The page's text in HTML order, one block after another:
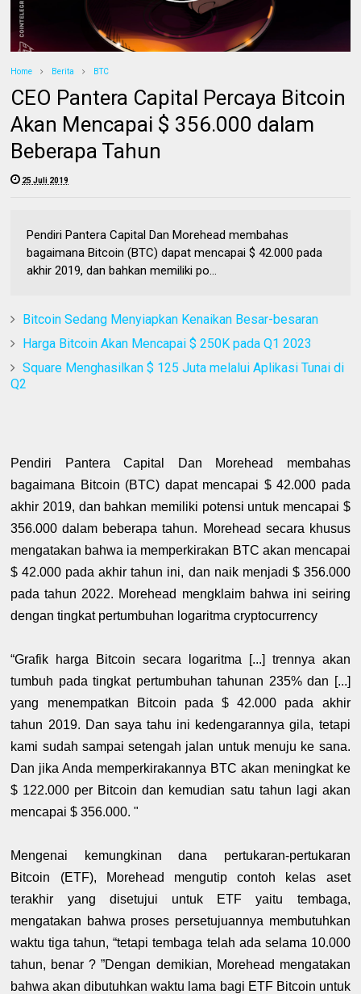
Home Berita BTC
CEO Pantera Capital Percaya Bitcoin
Akan Mencapai $ 356.000 dalam
Beberapa Tahun
25 Juli 2019
Pendiri Pantera Capital Dan Morehead membahas
bagaimana Bitcoin (BTC) dapat mencapai $ 42.000 pada
akhir 2019, dan bahkan memiliki po...
Bitcoin Sedang Menyiapkan Kenaikan Besar-besaran
Harga Bitcoin Akan Mencapai $ 250K pada Q1 2023
Square Menghasilkan $ 125 Juta melalui Aplikasi Tunai di
Q2
Pendiri Pantera Capital Dan Morehead membahas
bagaimana Bitcoin (BTC) dapat mencapai $ 42.000 pada
akhir 2019, dan bahkan memiliki potensi untuk mencapai $
356.000 dalam beberapa tahun. Morehead secara khusus
mengatakan bahwa ia memperkirakan BTC akan mencapai
$ 42.000 pada akhir tahun ini, dan naik menjadi $ 356.000
pada tahun 2022. Morehead mengklaim bahwa ini seiring
dengan tingkat pertumbuhan logaritma cryptocurrency
“Grafik harga Bitcoin secara logaritma [...] trennya akan
tumbuh pada tingkat pertumbuhan tahunan 235% dan [...]
yang menempatkan Bitcoin pada $ 42.000 pada akhir
tahun 2019. Dan saya tahu ini kedengarannya gila, tetapi
kami sudah sampai setengah jalan untuk menuju ke sana.
Dan jika Anda memperkirakannya BTC akan meningkat ke
$ 122.000 per Bitcoin dan kemudian satu tahun lagi akan
mencapai $ 356.000. "
Mengenai kemungkinan dana pertukaran-pertukaran
Bitcoin (ETF), Morehead mengutip contoh kelas aset
terakhir yang disetujui untuk ETF yaitu tembaga,
mengatakan bahwa proses persetujuannya membutuhkan
waktu tiga tahun, “tetapi tembaga telah ada selama 10.000
tahun, benar ? ”Dengan demikian, Morehead mengatakan
bahwa akan dibutuhkan waktu lama bagi ETF Bitcoin untuk